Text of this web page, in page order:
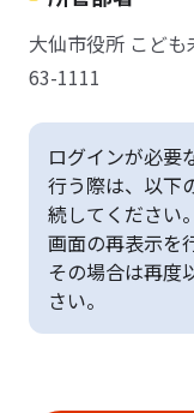
大仙市役所 こど
63-1111
ログインが必要
行う際は、以下
続してください
画面の再表示を
その場合は再度
さい。